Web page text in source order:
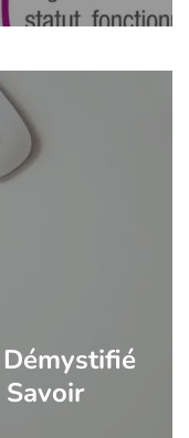
Savoir